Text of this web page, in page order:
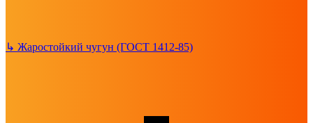
↳ Жаростойкий чугун (ГОСТ 1412-85)